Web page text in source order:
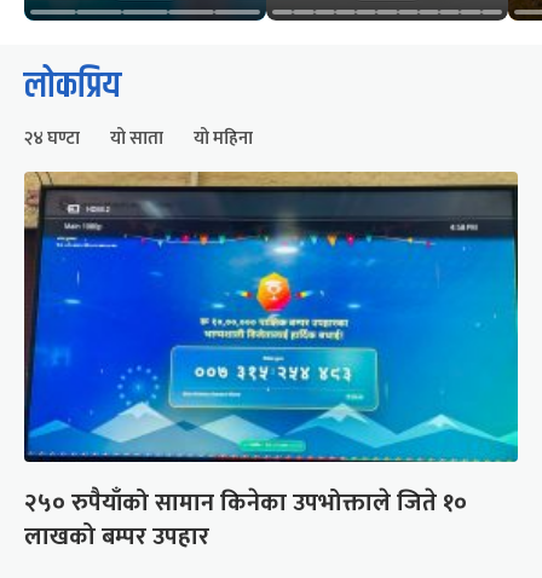
लोकप्रिय
२४ घण्टा यो साता यो महिना
२५० रुपैयाँको सामान किनेका उपभोक्ताले जिते १०
लाखको बम्पर उपहार